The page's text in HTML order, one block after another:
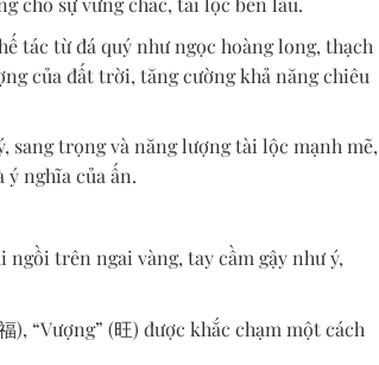
tác từ đá quý như ngọc hoàng long, thạch
của đất trời, tăng cường khả năng chiêu
sang trọng và năng lượng tài lộc mạnh mẽ,
nghĩa của ấn.
ngồi trên ngai vàng, tay cầm gậy như ý,
), “Vượng” (旺) được khắc chạm một cách